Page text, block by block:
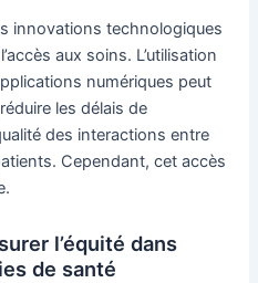
innovations technologiques
aux soins. L’utilisation
numériques peut
les délais de
des interactions entre
Cependant, cet accès
l’équité dans
de santé